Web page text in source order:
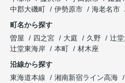
中郡大磯町
伊勢原市 海老名市
町名から探す
曽屋
四之宮 大庭 久野 辻
辻堂東海岸
本町
材木座
沿線から探す
東海道本線
湘南新宿ライン高海